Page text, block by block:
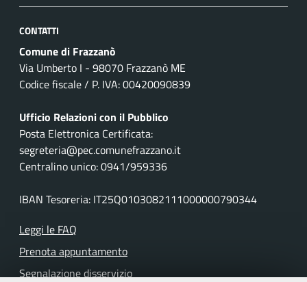
CONTATTI
Comune di Frazzanò
Via Umberto I - 98070 Frazzanò ME
Codice fiscale / P. IVA: 00420090839
Ufficio Relazioni con il Pubblico
Posta Elettronica Certificata:
segreteria@pec.comunefrazzano.it
Centralino unico: 0941/959336
IBAN Tesoreria: IT25Q0103082111000000790344
Leggi le FAQ
Prenota appuntamento
Segnalazione disservizio